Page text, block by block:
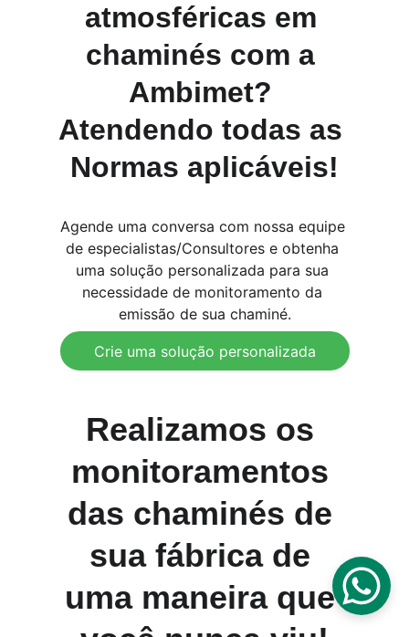
atmosféricas em
chaminés com a
Ambimet?
Atendendo todas as
Normas aplicáveis!
Agende uma conversa com nossa equipe
de especialistas/Consultores e obtenha
uma solução personalizada para sua
necessidade de monitoramento da
emissão de sua chaminé.
Crie uma solução personalizada
Realizamos os
monitoramentos
das chaminés de
sua fábrica de
uma maneira que